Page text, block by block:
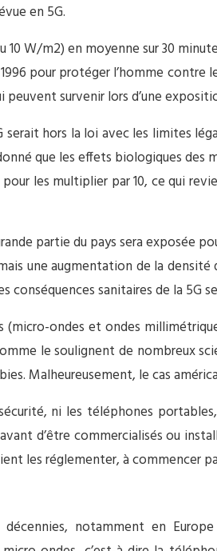
en 5G.
W/m2) en moyenne sur 30
pour protéger l’homme contre
survenir lors d’une
hors la loi avec les limites
que les effets biologiques des
les multiplier par 10, ce qui
partie du pays sera exposée
une augmentation de la densité
sanitaires de la 5G
ondes et ondes
le soulignent de nombreux
Malheureusement, le cas
ni les téléphones
d’être commercialisés ou
les réglementer, à commencer
notamment en